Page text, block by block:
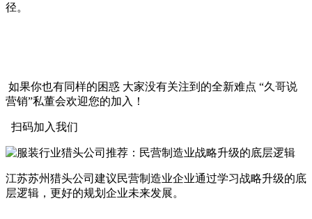
径。
如果你也有同样的困惑 大家没有关注到的全新难点 “久哥说
营销”私董会欢迎您的加入！
扫码加入我们
江苏苏州猎头公司建议民营制造业企业通过学习战略升级的底
层逻辑，更好的规划企业未来发展。